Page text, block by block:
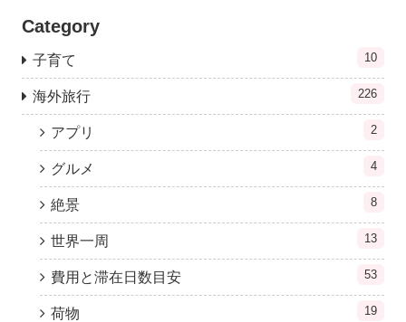
Category
子育て 10
海外旅行 226
アプリ 2
グルメ 4
絶景 8
世界一周 13
費用と滞在日数目安 53
荷物 19